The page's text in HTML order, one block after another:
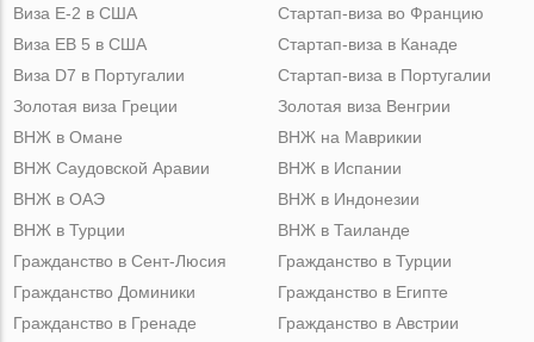
Виза Е-2 в США
Виза ЕВ 5 в США
Виза D7 в Португалии
Золотая виза Греции
Стартап-виза во Францию
Стартап-виза в Канаде
Стартап-виза в Португалии
Золотая виза Венгрии
ВНЖ в Омане
ВНЖ Саудовской Аравии
ВНЖ в ОАЭ
ВНЖ в Турции
ВНЖ на Маврикии
ВНЖ в Испании
ВНЖ в Индонезии
ВНЖ в Таиланде
Гражданство в Сент-Люсия
Гражданство Доминики
Гражданство в Гренаде
Гражданство в Турции
Гражданство в Египте
Гражданство в Австрии